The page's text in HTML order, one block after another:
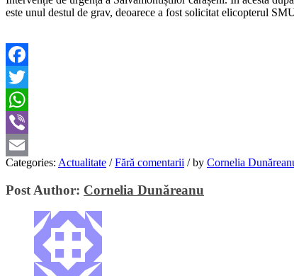
este unul destul de grav, deoarece a fost solicitat elicopterul
Facebook
Twitter
WhatsApp
Viber
Email
Categories: Actualitate / Fără comentarii /by Cornelia
Post Author: Cornelia Dunăreanu